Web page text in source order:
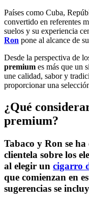
Países como Cuba,
convertido en referentes
suelos y su experiencia
Ron pone al alcance de
Desde la perspectiva de
premium es más que un
une calidad, sabor y
proporcionar una
¿Qué
premium?
Tabaco y Ron se
clientela sobre los
al elegir un cigarro
que comienzan en
sugerencias se